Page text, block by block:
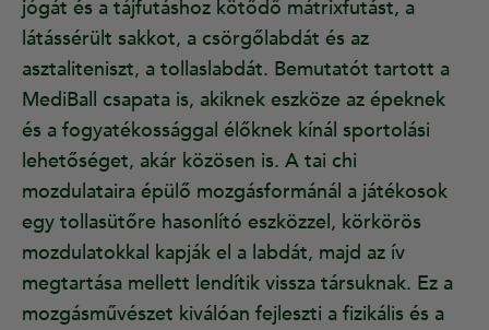
jógát és a tájfutáshoz kötődő mátrixfutást, a
látássérült sakkot, a csörgőlabdát és az
asztaliteniszt, a tollaslabdát. Bemutatót tartott a
MediBall csapata is, akiknek eszköze az épeknek
és a fogyatékossággal élőknek kínál sportolási
lehetőséget, akár közösen is. A tai chi
mozdulataira épülő mozgásformánál a játékosok
egy tollasütőre hasonlító eszközzel, körkörös
mozdulatokkal kapják el a labdát, majd az ív
megtartása mellett lendítik vissza társuknak. Ez a
mozgásművészet kiválóan fejleszti a fizikális és a